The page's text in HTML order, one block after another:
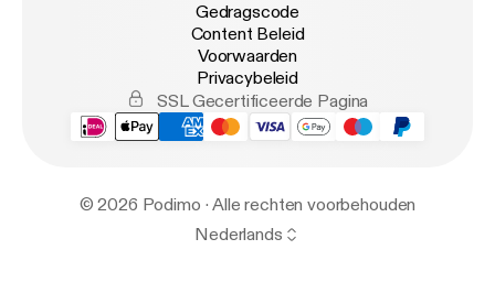
Gedragscode
Content Beleid
Voorwaarden
Privacybeleid
SSL Gecertificeerde Pagina
© 2026 Podimo · Alle rechten voorbehouden
Nederlands